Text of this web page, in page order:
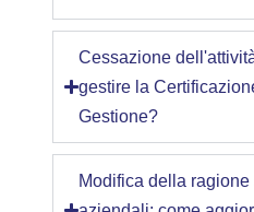
Cessazione
gestire la
Gestione?
Modifica della